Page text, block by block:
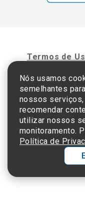
Termos de
©2025 Einstein
CNPJ: 60.765.823/0001-30
Nós usamos
semelhantes
nossos
recomendar
utilizar nossos
monitoramento.
Política de